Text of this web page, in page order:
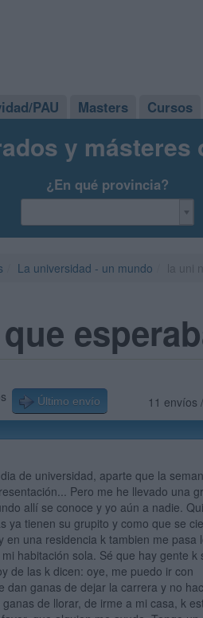
PAU Masters Cursos
y másteres
¿En qué provincia?
La universidad - un mundo
11 envíos
Último envío
de universidad, aparte que la
Pero me he llevado una
allí se conoce y yo aún a nadie.
ya tienen su grupito y como que se
en una residencia k tambien me pasa
habitación sola. Sé que hay gente k
de las k dicen: oye, me puedo ir con
dan ganas de dejar la carrera y no
de llorar, de irme a mi casa, k